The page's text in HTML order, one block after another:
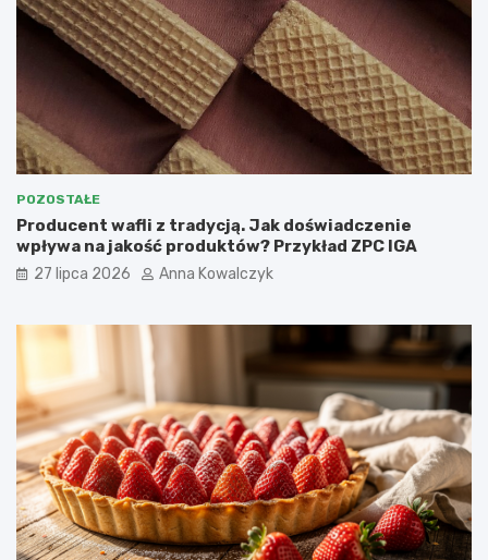
POZOSTAŁE
Producent wafli z tradycją. Jak doświadczenie
wpływa na jakość produktów? Przykład ZPC IGA
27 lipca 2026 Anna Kowalczyk